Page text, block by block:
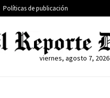
Políticas de publicación
viernes, agosto 7, 2026